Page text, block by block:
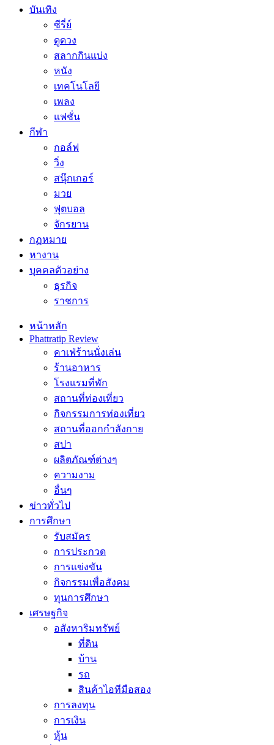
บันเทิง
ซีรี่ย์
ดูดวง
สลากกินแบ่ง
หนัง
เทคโนโลยี
เพลง
แฟชั่น
กีฬา
กอล์ฟ
วิ่ง
สนุ๊กเกอร์
มวย
ฟุตบอล
จักรยาน
กฏหมาย
หางาน
บุคคลตัวอย่าง
ธุรกิจ
ราชการ
หน้าหลัก
Phattratip Review
คาเฟ่ร้านนั่งเล่น
ร้านอาหาร
โรงแรมที่พัก
สถานที่ท่องเที่ยว
กิจกรรมการท่องเที่ยว
สถานที่ออกกำลังกาย
สปา
ผลิตภัณฑ์ต่างๆ
ความงาม
อื่นๆ
ข่าวทั่วไป
การศึกษา
รับสมัคร
การประกวด
การแข่งขัน
กิจกรรมเพื่อสังคม
ทุนการศึกษา
เศรษฐกิจ
อสังหาริมทรัพย์
ที่ดิน
บ้าน
รถ
สินค้าไอทีมือสอง
การลงทุน
การเงิน
หุ้น